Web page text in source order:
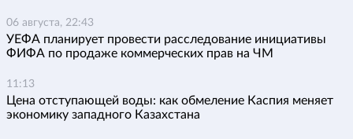
06 августа, 22:43
УЕФА планирует провести расследование инициативы
ФИФА по продаже коммерческих прав на ЧМ
11:13
Цена отступающей воды: как обмеление Каспия меняет
экономику западного Казахстана